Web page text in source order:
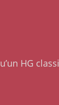
HG